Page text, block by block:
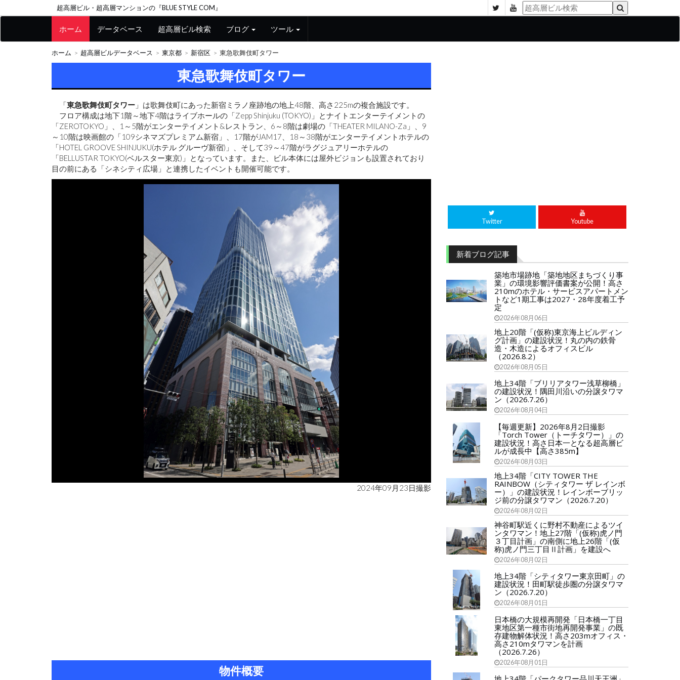
超高層ビル・超高層マンションの『BLUE STYLE COM』
ホーム データベース 超高層ビル検索 ブログ ツール
ホーム 超高層ビルデータベース 東京都 新宿区 東急歌舞伎町タワー
東急歌舞伎町タワー
「東急歌舞伎町タワー 」は歌舞伎町にあった新宿ミラノ座跡地の地上48階、高さ225mの複合施設です。
フロア構成は地下1階～地下4階はライブホールの「Zepp Shinjuku (TOKYO)」とナイトエンターテイメントの
「ZEROTOKYO」、1～5階がエンターテイメント&レストラン、6～8階は劇場の「THEATER MILANO-Za」、9
～10階は映画館の「109シネマズプレミアム新宿」、17階がJAM17、18～38階がエンターテイメントホテルの
「HOTEL GROOVE SHINJUKU(ホテル グルーヴ新宿)」、そして39～47階がラグジュアリーホテルの
「BELLUSTAR TOKYO(ベルスター東京)」となっています。また、ビル本体には屋外ビジョンも設置されており
目の前にある「シネシティ広場」と連携したイベントも開催可能です。
2024年09月23日撮影
物件概要
Twitter Youtube
新着ブログ記事
築地市場跡地「築地地区まちづくり事
業」の環境影響評価書案が公開！高さ
210mのホテル・サービスアパートメン
トなど1期工事は2027・28年度着工予
定
2026年08月06日
地上20階「(仮称)東京海上ビルディン
グ計画」の建設状況！丸の内の鉄骨
造・木造によるオフィスビル
（2026.8.2）
2026年08月05日
地上34階「ブリリアタワー浅草柳橋」
の建設状況！隅田川沿いの分譲タワマ
ン（2026.7.26）
2026年08月04日
【毎週更新】2026年8月2日撮影
「Torch Tower（トーチタワー）」の
建設状況！高さ日本一となる超高層ビ
ルが成長中【高さ385m】
2026年08月03日
地上34階「CITY TOWER THE
RAINBOW（シティタワー ザ レインボ
ー）」の建設状況！レインボーブリッ
ジ前の分譲タワマン（2026.7.20）
2026年08月02日
神谷町駅近くに野村不動産によるツイ
ンタワマン！地上27階「(仮称)虎ノ門
３丁目計画」の南側に地上26階「(仮
称)虎ノ門三丁目Ⅱ計画」を建設へ
2026年08月02日
地上34階「シティタワー東京田町」の
建設状況！田町駅徒歩圏の分譲タワマ
ン（2026.7.20）
2026年08月01日
日本橋の大規模再開発「日本橋一丁目
東地区第一種市街地再開発事業」の既
存建物解体状況！高さ203mオフィス・
高さ210mタワマンを計画
（2026.7.26）
2026年08月01日